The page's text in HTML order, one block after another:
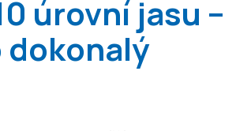
úrovní jasu –
dokonalý